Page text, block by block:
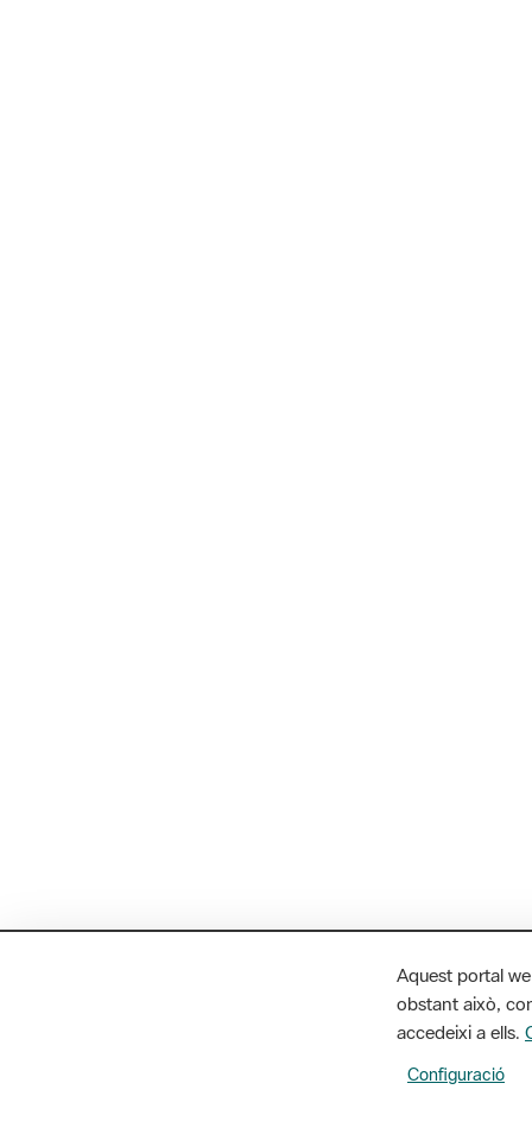
Aquest portal
obstant això,
accedeixi a ells.
Configuració